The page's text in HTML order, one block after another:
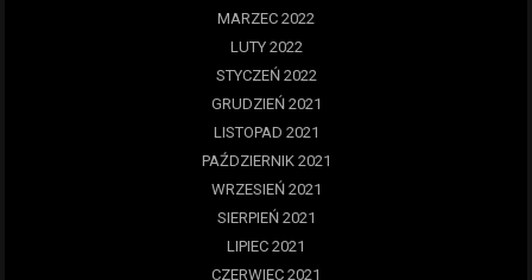
MARZEC 2022
LUTY 2022
STYCZEŃ 2022
GRUDZIEŃ 2021
LISTOPAD 2021
PAŹDZIERNIK 2021
WRZESIEŃ 2021
SIERPIEŃ 2021
LIPIEC 2021
CZERWIEC 2021